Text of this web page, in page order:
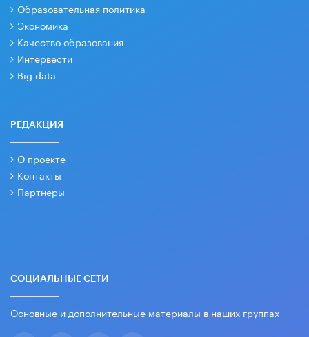
Образовательная политика
Экономика
Качество образования
Интервести
Big data
РЕДАКЦИЯ
О проекте
Контакты
Партнеры
СОЦИАЛЬНЫЕ СЕТИ
Основные и дополнительные материалы в наших группах